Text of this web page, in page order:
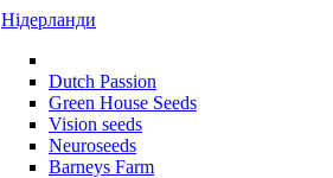
Нідерланди
Dutch Passion
Green House Seeds
Vision seeds
Neuroseeds
Barneys Farm